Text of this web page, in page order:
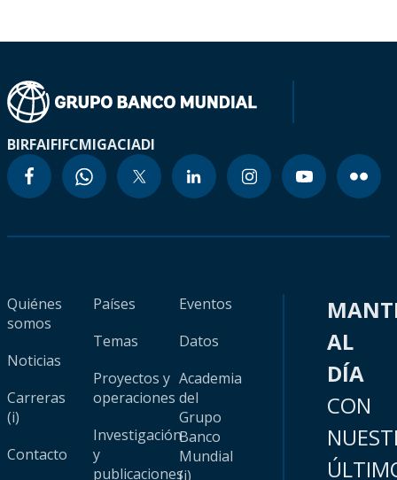
BIRFAIFIFCMIGACIADI
Quiénes
somos
Noticias
Carreras
(i)
Contacto
Países
Temas
Proyectos y
operaciones
Investigación
y
publicaciones
Eventos
Datos
Academia
del
Grupo
Banco
Mundial
(i)
AL
DÍA
CON